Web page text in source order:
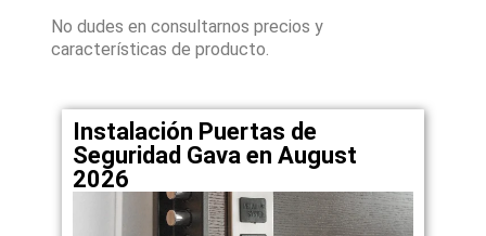
No dudes en consultarnos precios y
características de producto.
Instalación Puertas de
Seguridad Gava en August
2026